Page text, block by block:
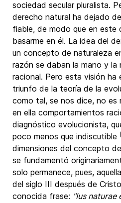
sociedad secular pluralista.
derecho natural ha dejado
fiable, de modo que en este
basarme en él. La idea del
un concepto de naturaleza
razón se daban la mano y la
racional. Pero esta visión ha
triunfo de la teoría de la
como tal, se nos dice, no es
en ella comportamientos
diagnóstico evolucionista,
poco menos que indiscutible
dimensiones del concepto
se fundamentó
solo permanece, pues,
del siglo III después de
conocida frase: "Ius naturae